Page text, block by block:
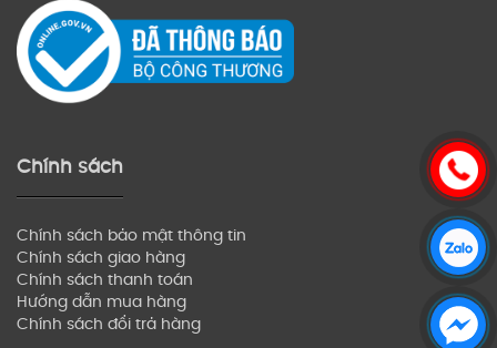
Chính sách
Chính sách bảo mật thông tin
Chính sách giao hàng
Chính sách thanh toán
Hướng dẫn mua hàng
Chính sách đổi trả hàng